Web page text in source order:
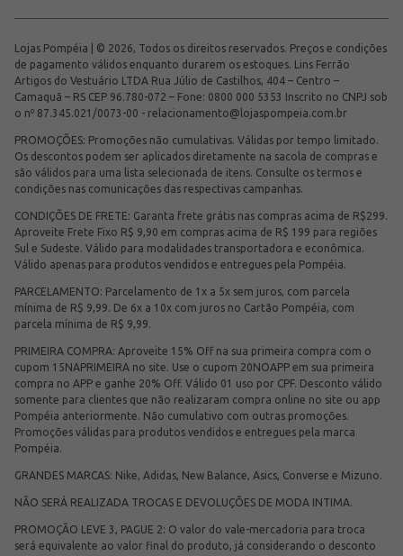
Lojas Pompéia | © 2026, Todos os direitos reservados. Preços e condições
de pagamento válidos enquanto durarem os estoques. Lins Ferrão
Artigos do Vestuário LTDA Rua Júlio de Castilhos, 404 – Centro –
Camaquã – RS CEP 96.780-072 – Fone: 0800 000 5353 Inscrito no CNPJ sob
o nº 87.345.021/0073-00 - relacionamento@lojaspompeia.com.br
PROMOÇÕES: Promoções não cumulativas. Válidas por tempo limitado.
Os descontos podem ser aplicados diretamente na sacola de compras e
são válidos para uma lista selecionada de itens. Consulte os termos e
condições nas comunicações das respectivas campanhas.
CONDIÇÕES DE FRETE: Garanta frete grátis nas compras acima de R$299.
Aproveite Frete Fixo R$ 9,90 em compras acima de R$ 199 para regiões
Sul e Sudeste. Válido para modalidades transportadora e econômica.
Válido apenas para produtos vendidos e entregues pela Pompéia.
PARCELAMENTO: Parcelamento de 1x a 5x sem juros, com parcela
mínima de R$ 9,99. De 6x a 10x com juros no Cartão Pompéia, com
parcela mínima de R$ 9,99.
PRIMEIRA COMPRA: Aproveite 15% Off na sua primeira compra com o
cupom 15NAPRIMEIRA no site. Use o cupom 20NOAPP em sua primeira
compra no APP e ganhe 20% Off. Válido 01 uso por CPF. Desconto válido
somente para clientes que não realizaram compra online no site ou app
Pompéia anteriormente. Não cumulativo com outras promoções.
Promoções válidas para produtos vendidos e entregues pela marca
Pompéia.
GRANDES MARCAS: Nike, Adidas, New Balance, Asics, Converse e Mizuno.
NÃO SERÁ REALIZADA TROCAS E DEVOLUÇÕES DE MODA INTIMA.
PROMOÇÃO LEVE 3, PAGUE 2: O valor do vale-mercadoria para troca
será equivalente ao valor final do produto, já considerando o desconto